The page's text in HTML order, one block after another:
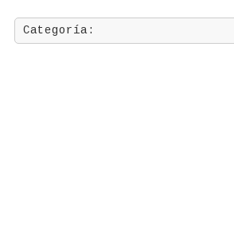
Categoría: